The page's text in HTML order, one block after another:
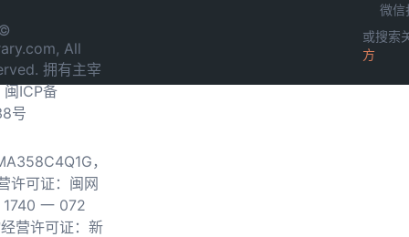
All
拥有主宰
闽ICP备
号
，
许可证：闽网
一 072
营许可证：新
微信
或搜索
方